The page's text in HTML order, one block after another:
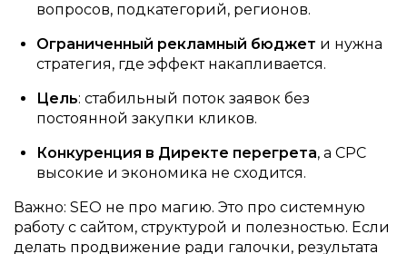
вопросов, подкатегорий, регионов.
Ограниченный рекламный бюджет и нужна
стратегия, где эффект накапливается.
Цель: стабильный поток заявок без
постоянной закупки кликов.
Конкуренция в Директе перегрета, а CPC
высокие и экономика не сходится.
Важно: SEO не про магию. Это про системную
работу с сайтом, структурой и полезностью. Если
делать продвижение ради галочки, результата